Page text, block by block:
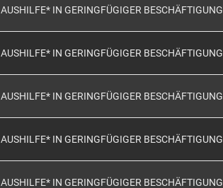
AUSHILFE* IN GERINGFÜGIGER BESCHÄFTIGUNG
AUSHILFE* IN GERINGFÜGIGER BESCHÄFTIGUNG
AUSHILFE* IN GERINGFÜGIGER BESCHÄFTIGUNG
AUSHILFE* IN GERINGFÜGIGER BESCHÄFTIGUNG
AUSHILFE* IN GERINGFÜGIGER BESCHÄFTIGUNG